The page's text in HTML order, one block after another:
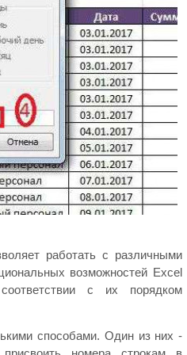
работать с различными
возможностей Excel
с их порядком
способами. Один из них -